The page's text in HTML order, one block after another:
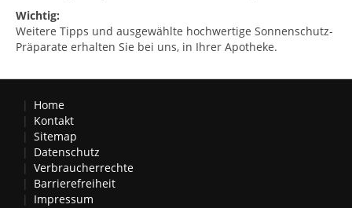
Wichtig:
Weitere Tipps und ausgewählte hochwertige Sonnenschutz-
Präparate erhalten Sie bei uns, in Ihrer Apotheke.
Home
Kontakt
Sitemap
Datenschutz
Verbraucherrechte
Barrierefreiheit
Impressum